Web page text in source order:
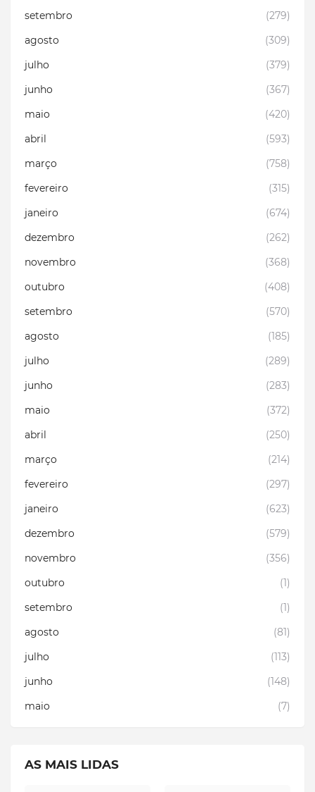
setembro
(279)
agosto
(309)
julho
(379)
junho
(367)
maio
(420)
abril
(593)
março
(758)
fevereiro
(315)
janeiro
(674)
dezembro
(262)
novembro
(368)
outubro
(408)
setembro
(570)
agosto
(185)
julho
(289)
junho
(283)
maio
(372)
abril
(250)
março
(214)
fevereiro
(297)
janeiro
(623)
dezembro
(579)
novembro
(356)
outubro
(1)
setembro
(1)
agosto
(81)
julho
(113)
junho
(148)
maio
(7)
AS MAIS LIDAS